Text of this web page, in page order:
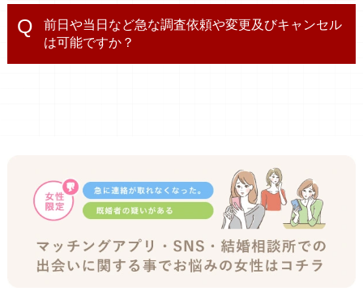
前日や当日など急な調査依頼や変更及びキャンセル
は可能ですか？